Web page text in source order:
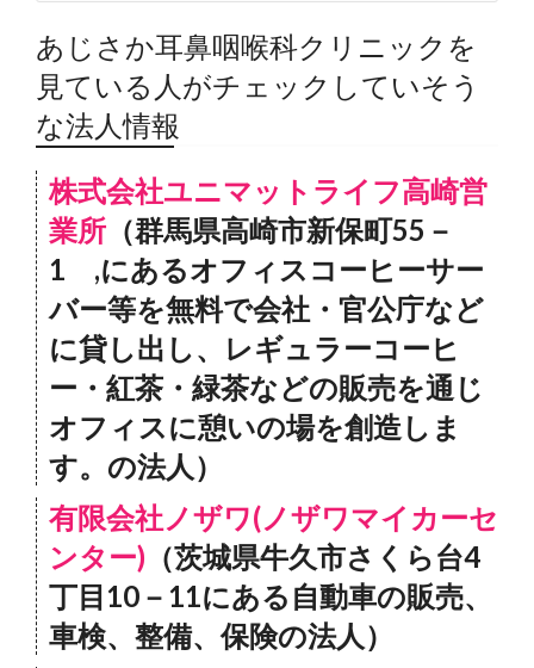
あじさか耳鼻咽喉科クリニックを
見ている人がチェックしていそう
な法人情報
株式会社ユニマットライフ高崎営
業所 （群馬県高崎市新保町55－
1 ,にあるオフィスコーヒーサー
バー等を無料で会社・官公庁など
に貸し出し、レギュラーコーヒ
ー・紅茶・緑茶などの販売を通じ
オフィスに憩いの場を創造しま
す。の法人）
有限会社ノザワ(ノザワマイカーセ
ンター) （茨城県牛久市さくら台4
丁目10－11にある自動車の販売、
車検、整備、保険の法人）